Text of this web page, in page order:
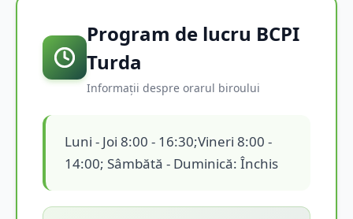
Program de lucru BCPI
Turda
Informații despre orarul biroului
Luni - Joi 8:00 - 16:30;Vineri 8:00 -
14:00; Sâmbătă - Duminică: Închis